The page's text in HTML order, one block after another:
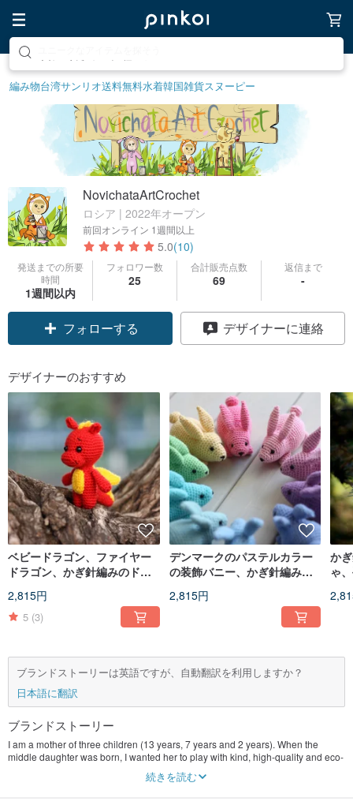
編み物台湾サンリオ送料無料水着韓国雑貨スヌーピー
NovichataArtCrochet
ロシア | 2022年オープン
前回オンライン 1週間以上
5.0(10)
発送までの所要
時間
1週間以内
フォロワー数
25
合計販売点数
69
返信まで
-
クーポン取得
デザイナーに連絡
デザイナーのおすすめ
ベビードラゴン、ファイヤー
ドラゴン、かぎ針編みのドラ
ぬいぐるみ、ドラゴンのおも
ちゃ
2,815円
5 (3)
デンマークのパステルカラー
の装飾バニー、かぎ針編みの
のぬいぐるみ
2,815円
か
ゃ
ら
ブランドストーリーは英語ですが、自動翻訳を利用しますか？
日本語に翻訳
ブランドストーリー
I am a mother of three children (13 years, 7 years and 2 years). When the
middle daughter was born, I wanted her to play with kind, high-quality and eco-
friendly toys. So I started crocheting toys. Then orders started coming in. And
so my hobby turned into a small business. Every year over 500 toys are sent to
続きを読む